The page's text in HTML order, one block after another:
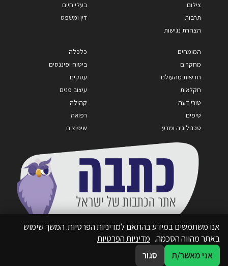
צילום
תרבות
הצהרת נגישות
בעלי חיים
דין ומשפט
המומחים
מחקרים
חדשות מהעולם
חקלאות
טורי דעה
טיפים
טכנולוגיה ומדע
כלכלה
ביטוח ופיננסים
עסקים
עיצוב פנים
קהילה
רפואה
שיפוצים
אנו משתמשים במידע בהתאם למדיניות הפרטיות. המשך שימוש
באתר מהווה הסכמה. מדיניות הפרטיות
אני מאשר/ת
סגור